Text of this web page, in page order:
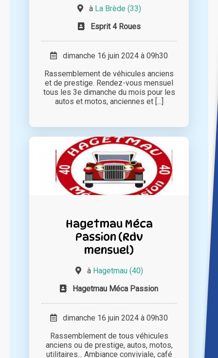
à La Brède (33)
Esprit 4 Roues
dimanche 16 juin 2024 à 09h30
Rassemblement de véhicules anciens
et de prestige. Rendez-vous mensuel
tous les 3e dimanche du mois pour les
autos et motos, anciennes et [...]
Hagetmau Méca
Passion (Rdv
mensuel)
à Hagetmau (40)
Hagetmau Méca Passion
dimanche 16 juin 2024 à 09h30
Rassemblement de tous véhicules
anciens ou de prestige, autos, motos,
utilitaires... Ambiance conviviale, café